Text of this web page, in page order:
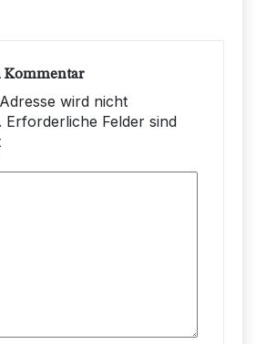
Kommentar
wird nicht
Erforderliche Felder sind